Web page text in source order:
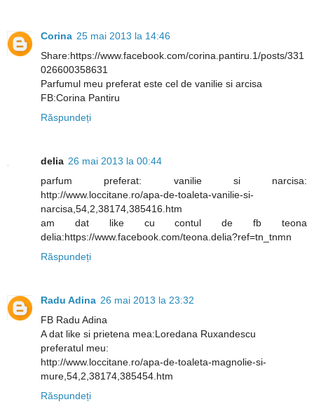
Corina 25 mai 2013 la 14:46
Share:https://www.facebook.com/corina.pantiru.1/posts/331
026600358631
Parfumul meu preferat este cel de vanilie si arcisa
FB:Corina Pantiru
Răspundeți
delia 26 mai 2013 la 00:44
parfum preferat: vanilie si narcisa:
http://www.loccitane.ro/apa-de-toaleta-vanilie-si-
narcisa,54,2,38174,385416.htm
am dat like cu contul de fb teona
delia:https://www.facebook.com/teona.delia?ref=tn_tnmn
Răspundeți
Radu Adina 26 mai 2013 la 23:32
FB Radu Adina
A dat like si prietena mea:Loredana Ruxandescu
preferatul meu:
http://www.loccitane.ro/apa-de-toaleta-magnolie-si-
mure,54,2,38174,385454.htm
Răspundeți